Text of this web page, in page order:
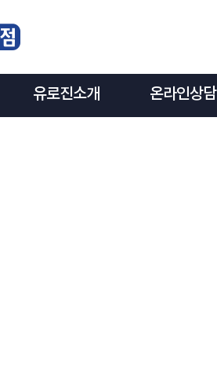
유로진소개 온라인상담